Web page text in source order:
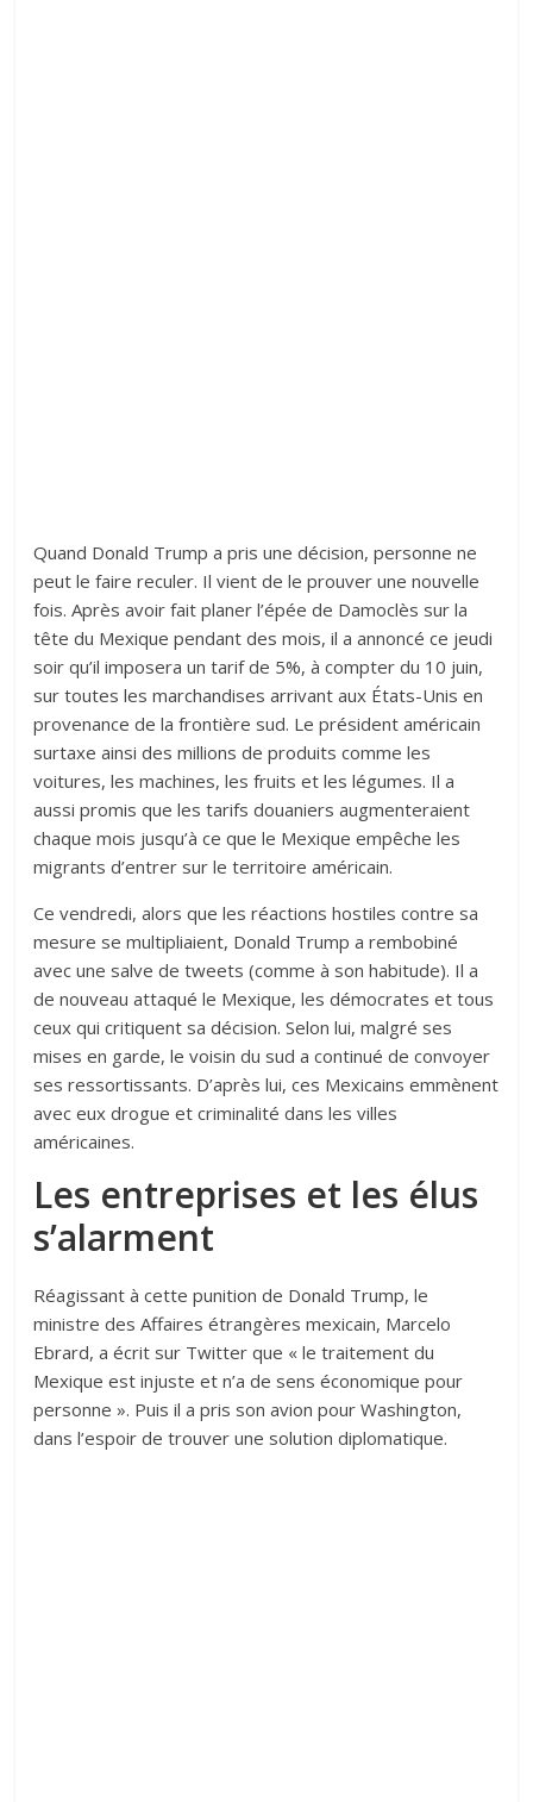
Quand Donald Trump a pris une décision, personne ne
peut le faire reculer. Il vient de le prouver une nouvelle
fois. Après avoir fait planer l’épée de Damoclès sur la
tête du Mexique pendant des mois, il a annoncé ce jeudi
soir qu’il imposera un tarif de 5%, à compter du 10 juin,
sur toutes les marchandises arrivant aux États-Unis en
provenance de la frontière sud. Le président américain
surtaxe ainsi des millions de produits comme les
voitures, les machines, les fruits et les légumes. Il a
aussi promis que les tarifs douaniers augmenteraient
chaque mois jusqu’à ce que le Mexique empêche les
migrants d’entrer sur le territoire américain.
Ce vendredi, alors que les réactions hostiles contre sa
mesure se multipliaient, Donald Trump a rembobiné
avec une salve de tweets (comme à son habitude). Il a
de nouveau attaqué le Mexique, les démocrates et tous
ceux qui critiquent sa décision. Selon lui, malgré ses
mises en garde, le voisin du sud a continué de convoyer
ses ressortissants. D’après lui, ces Mexicains emmènent
avec eux drogue et criminalité dans les villes
américaines.
Les entreprises et les élus
s’alarment
Réagissant à cette punition de Donald Trump, le
ministre des Affaires étrangères mexicain, Marcelo
Ebrard, a écrit sur Twitter que « le traitement du
Mexique est injuste et n’a de sens économique pour
personne ». Puis il a pris son avion pour Washington,
dans l’espoir de trouver une solution diplomatique.